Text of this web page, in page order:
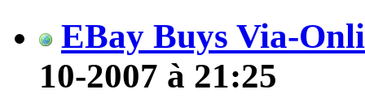
EBay Buys Via-
10-2007 à 21:25